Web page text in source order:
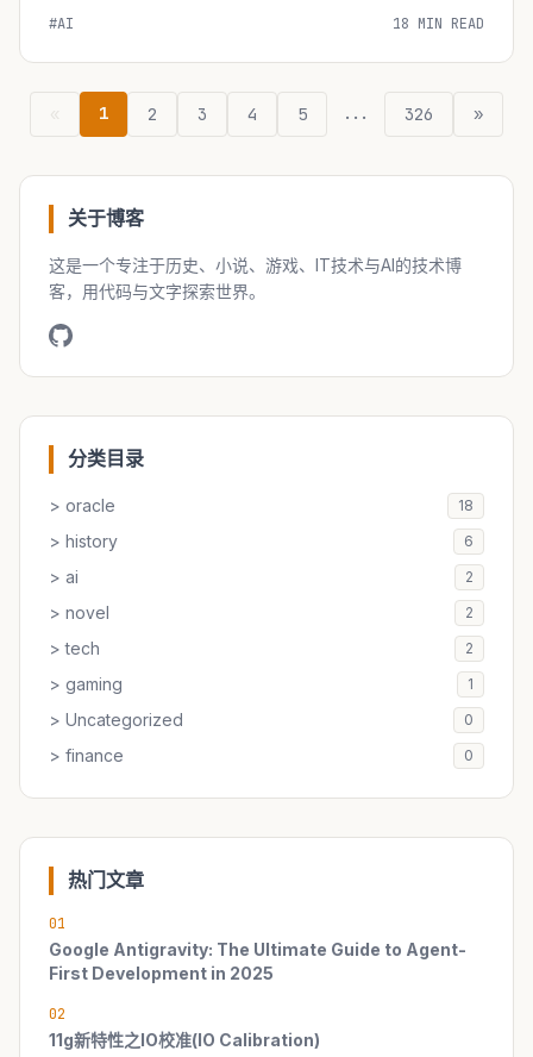
#AI 18 MIN READ
1 2 3 4 5 ... 326 »
关于博客
这是一个专注于历史、小说、游戏、IT技术与AI的技术博
客，用代码与文字探索世界。
分类目录
> oracle 18
> history 6
> ai 2
> novel 2
> tech 2
> gaming 1
> Uncategorized 0
> finance 0
热门文章
01
Google Antigravity: The Ultimate Guide to Agent-
First Development in 2025
02
11g新特性之IO校准(IO Calibration)